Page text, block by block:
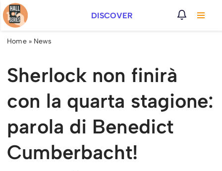
Vai
al
DISCOVER
Home» News
Sherlock non finirà
con la quarta stagione:
parola di Benedict
Cumberbacht!